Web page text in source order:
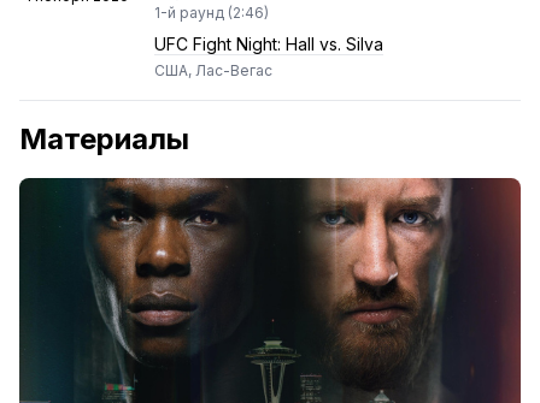
1-й раунд (2:46)
UFC Fight Night: Hall vs. Silva
США, Лас-Вегас
Материалы